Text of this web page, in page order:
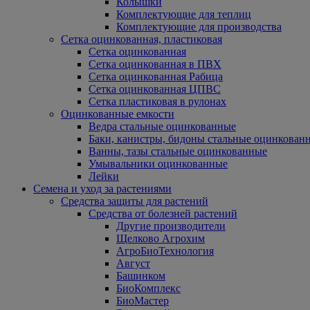
Комплектующие для теплиц
Комплектующие для производства
Сетка оцинкованная, пластиковая
Сетка оцинкованная
Сетка оцинкованная в ПВХ
Сетка оцинкованная Рабица
Сетка оцинкованная ЦПВС
Сетка пластиковая в рулонах
Оцинкованные емкости
Ведра стальные оцинкованные
Баки, канистры, бидоны стальные
Ванны, тазы стальные оцинкованные
Умывальники оцинкованные
Лейки
Семена и уход за растениями
Средства защиты для растений
Средства от болезней растений
Другие производители
Щелково Агрохим
АгроБиоТехнология
Август
Башинком
БиоКомплекс
БиоМастер